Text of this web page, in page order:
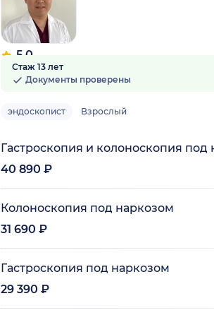
5.0
2 отзыва
Стаж 13 лет
Документы проверены
эндоскопист Взрослый
Гастроскопия и колоноскопия под
40 890 ₽
Колоноскопия под наркозом
31 690 ₽
Гастроскопия под наркозом
29 390 ₽